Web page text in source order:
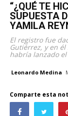
“¿QUÉ TE
SUPUESTA
YAMILA
El registro fue
Gutiérrez, y en
habría lanzado
Leonardo Medina
Comparte esta